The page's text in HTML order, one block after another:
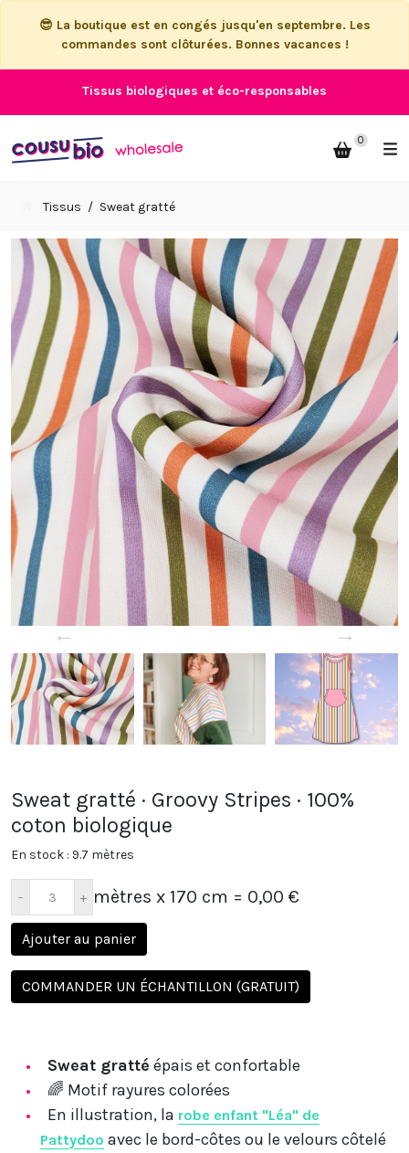
😎 La boutique est en congés jusqu'en septembre. Les
commandes sont clôturées. Bonnes vacances !
Tissus biologiques et éco-responsables
0
Tissus Sweat gratté
← →
Sweat gratté · Groovy Stripes · 100%
coton biologique
En stock : 9.7 mètres
mètres x 170 cm = 0,00 €
Ajouter au panier
COMMANDER UN ÉCHANTILLON (GRATUIT)
Sweat gratté épais et confortable
🌈 Motif rayures colorées
En illustration, la robe enfant "Léa" de
Pattydoo avec le bord-côtes ou le velours côtelé